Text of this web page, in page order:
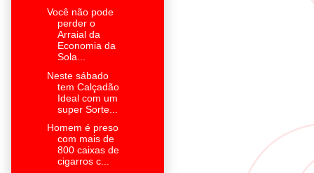
Você não pode
perder o
Arraial da
Economia da
Sola...
Neste sábado
tem Calçadão
Ideal com um
super Sorte...
Homem é preso
com mais de
800 caixas de
cigarros c...